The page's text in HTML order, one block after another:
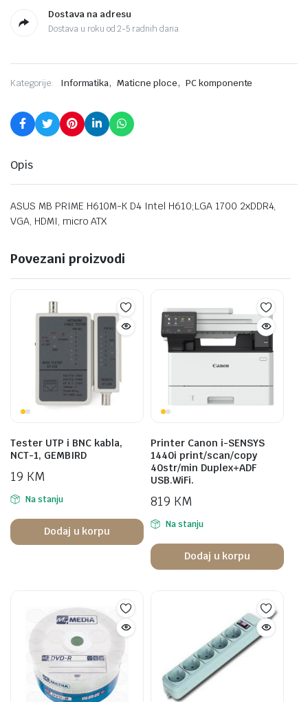
Dostava na adresu
Dostava u roku od 2-5 radnih dana
Kategorije: Informatika, Maticne ploce, PC komponente
Opis
ASUS MB PRIME H610M-K D4 Intel H610;LGA 1700 2xDDR4,
VGA, HDMI, micro ATX
Povezani proizvodi
Tester UTP i BNC kabla,
NCT-1, GEMBIRD
19 KM
Na stanju
Dodaj u korpu
Printer Canon i-SENSYS
1440i print/scan/copy
40str/min Duplex+ADF
USB.WiFi.
819 KM
Na stanju
Dodaj u korpu